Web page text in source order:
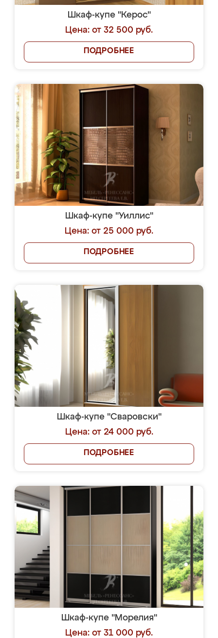
Шкаф-купе "Керос"
Цена: от 32 500 руб.
ПОДРОБНЕЕ
Шкаф-купе "Уиллис"
Цена: от 25 000 руб.
ПОДРОБНЕЕ
Шкаф-купе "Сваровски"
Цена: от 24 000 руб.
ПОДРОБНЕЕ
Шкаф-купе "Морелия"
Цена: от 31 000 руб.